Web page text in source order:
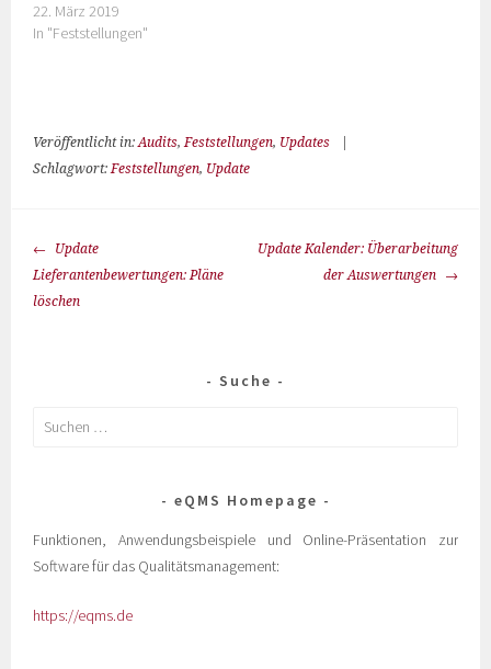
22. März 2019
In "Feststellungen"
Veröffentlicht in:Audits,Feststellungen, Updates
Schlagwort:Feststellungen, Update
Update
Lieferantenbewertungen: Pläne
löschen
Update Kalender: Überarbeitung
der Auswertungen
Suche
eQMS Homepage
Funktionen, Anwendungsbeispiele und Online-Präsentation zur
Software für das Qualitätsmanagement:
https://eqms.de